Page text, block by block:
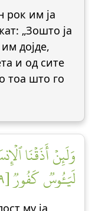
рок им ја
„Зошто ја
дојде,
и од сите
тоа што го
وَلَئِنۡ أَذَقۡنَا
لَيَـُٔوسٞ كَفُورٞ [٩]
му ја